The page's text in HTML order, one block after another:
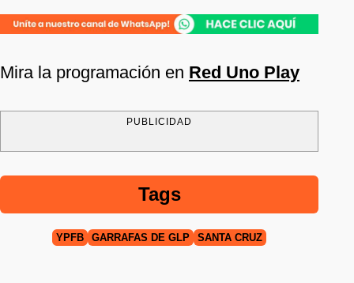
Mira la programación en Red Uno Play
PUBLICIDAD
Tags
YPFB GARRAFAS DE GLP SANTA CRUZ